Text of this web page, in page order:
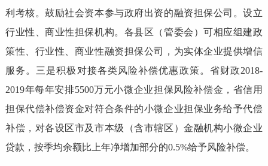
利考核。鼓励社会资本参与政府出资的融资担保公司。设立
行业性、商业性担保机构。各县区（管委会）可相应组建政
策性、行业性、商业性融资担保公司，为实体企业提供增信
服务。三是积极对接各类风险补偿优惠政策。省财政2018-
2019年每年安排5500万元小微企业担保风险补偿金，省信用
担保代偿补偿资金对符合条件的小微企业担保业务给予代偿
补偿，对各设区市及市本级（含市辖区）金融机构小微企业
贷款，按季均余额比上年净增加部分的0.5%给予风险补偿。